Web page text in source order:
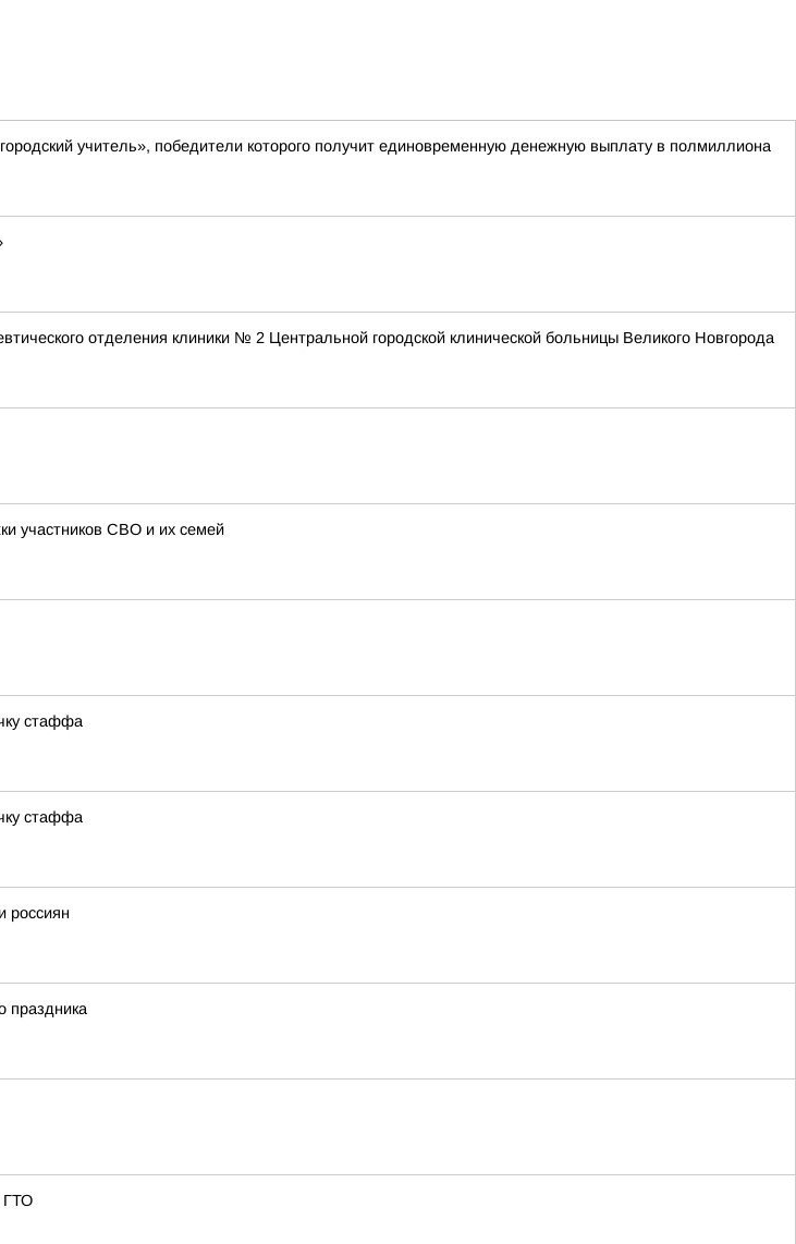
учитель», победители которого получит единовременную денежную выплату в полмиллиона
отделения клиники № 2 Центральной городской клинической больницы Великого Новгорода
участников СВО и их семей
стаффа
стаффа
россиян
праздника
ГТО